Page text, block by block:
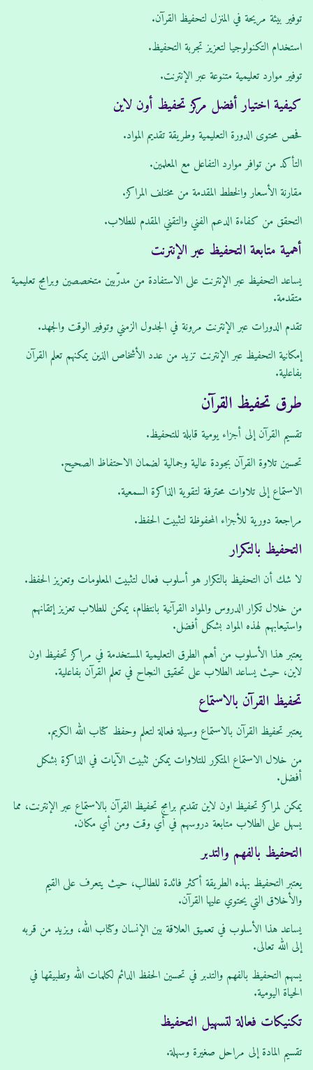
توفير بيئة مريحة في المنزل لتحفيظ القرآن.
استخدام التكنولوجيا لتعزيز تجربة التحفيظ.
توفير موارد تعليمية متنوعة عبر الإنترنت.
كيفية اختيار أفضل مركز تحفيظ أون لاين
فحص محتوى الدورة التعليمية وطريقة تقديم المواد.
التأكد من توافر موارد التفاعل مع المعلمين.
مقارنة الأسعار والخطط المقدمة من مختلف المراكز.
التحقق من كفاءة الدعم الفني والتقني المقدم للطلاب.
أهمية متابعة التحفيظ عبر الإنترنت
يساعد التحفيظ عبر الإنترنت على الاستفادة من مدرّبين متخصصين وبرامج تعليمية
متقدمة.
تقدم الدورات عبر الإنترنت مرونة في الجدول الزمني وتوفير الوقت والجهد.
إمكانية التحفيظ عبر الإنترنت تزيد من عدد الأشخاص الذين يمكنهم تعلم القرآن
بفاعلية.
طرق تحفيظ القرآن
تقسيم القرآن إلى أجزاء يومية قابلة للتحفيظ.
تحسين تلاوة القرآن بجودة عالية وجمالية لضمان الاحتفاظ الصحيح.
الاستماع إلى تلاوات محترفة لتقوية الذاكرة السمعية.
مراجعة دورية للأجزاء المحفوظة لتثبيت الحفظ.
التحفيظ بالتكرار
لا شك أن التحفيظ بالتكرار هو أسلوب فعال لتثبيت المعلومات وتعزيز الحفظ.
من خلال تكرار الدروس والمواد القرآنية بانتظام، يمكن للطلاب تعزيز إتقانهم
واستيعابهم لهذه المواد بشكل أفضل.
يعتبر هذا الأسلوب من أهم الطرق التعليمية المستخدمة في مراكز تحفيظ اون
لاين، حيث يساعد الطلاب على تحقيق النجاح في تعلم القرآن بفاعلية.
تحفيظ القرآن بالاستماع
يعتبر تحفيظ القرآن بالاستماع وسيلة فعالة لتعلم وحفظ كتاب الله الكريم.
من خلال الاستماع المتكرر للتلاوات يمكن تثبيت الآيات في الذاكرة بشكل
أفضل.
يمكن لمراكز تحفيظ اون لاين تقديم برامج تحفيظ القرآن بالاستماع عبر الإنترنت، مما
يسهل على الطلاب متابعة دروسهم في أي وقت ومن أي مكان.
التحفيظ بالفهم والتدبر
يعتبر التحفيظ بهذه الطريقة أكثر فائدة للطالب، حيث يتعرف على القيم
والأخلاق التي يحتوي عليها القرآن.
يساعد هذا الأسلوب في تعميق العلاقة بين الإنسان وكتاب الله، ويزيد من قربه
إلى الله تعالى.
يسهم التحفيظ بالفهم والتدبر في تحسين الحفظ الدائم لكلمات الله وتطبيقها في
الحياة اليومية.
تكنيكات فعالة لتسهيل التحفيظ
تقسيم المادة إلى مراحل صغيرة وسهلة.